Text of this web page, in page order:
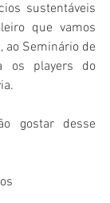
sustentáveis
que vamos
ao Seminário de
os players do
gostar desse